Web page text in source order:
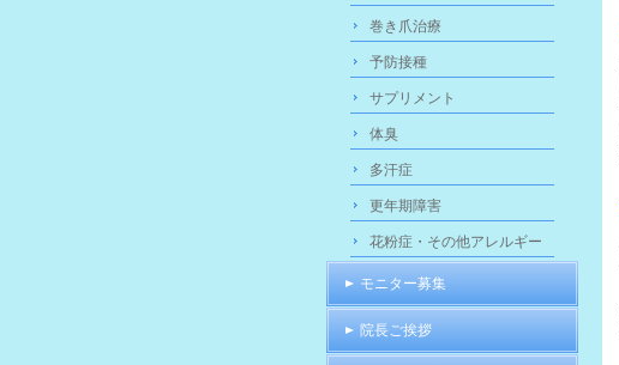
巻き爪治療
予防接種
サプリメント
体臭
多汗症
更年期障害
花粉症・その他アレルギー
モニター募集
院長ご挨拶